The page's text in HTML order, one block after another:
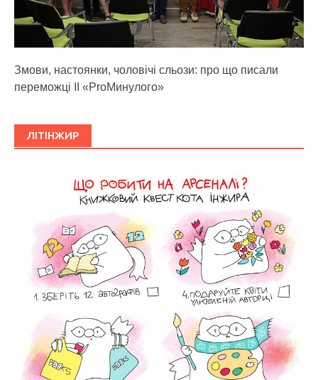
Змови, настоянки, чоловічі сльози: про що писали
переможці ІІ «ProМинулого»
ЛІТІНЖИР